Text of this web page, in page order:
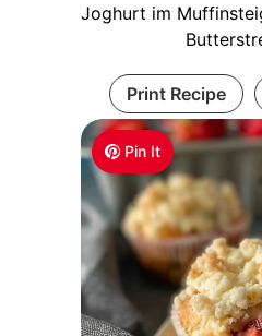
Pin It
Joghurt im
Print Recipe